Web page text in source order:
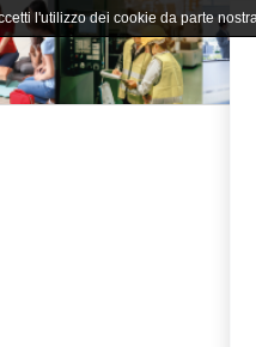
l'utilizzo dei cookie da parte